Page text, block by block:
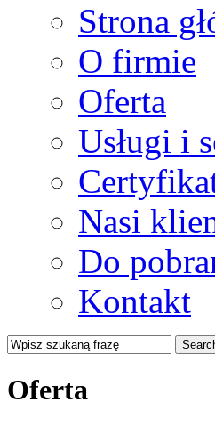
Strona
O firmie
Oferta
Usługi i
Nasi
Do
Kontakt
Oferta